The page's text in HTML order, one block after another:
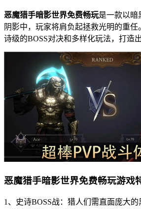
恶魔猎手暗影世界免费畅玩是一款以暗
阴影中，玩家将肩负起拯救光明的重
诗级的BOSS对决和多样化玩法，打造
恶魔猎手暗影世界免费畅玩游戏
1、史诗BOSS战：猎人们需直面庞大